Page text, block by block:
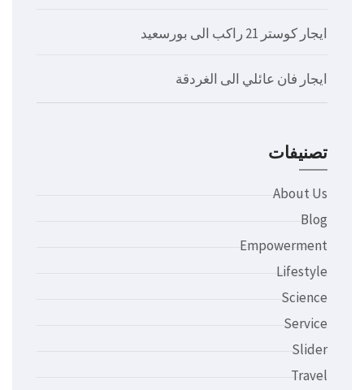
ايجار كوستر 21 راكب الى بورسعيد
ايجار فان عائلي الى الغردقة
تصنيفات
About Us
Blog
Empowerment
Lifestyle
Science
Service
Slider
Travel